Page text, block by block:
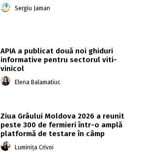
Sergiu Jaman
APIA a publicat două noi ghiduri
informative pentru sectorul viti-
vinicol
Elena Balamatiuc
Ziua Grâului Moldova 2026 a reunit
peste 300 de fermieri într-o amplă
platformă de testare în câmp
Luminița Crivoi